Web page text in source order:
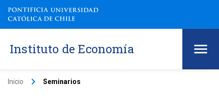
Instituto de Economía
Inicio keyboard_arrow_right Seminarios